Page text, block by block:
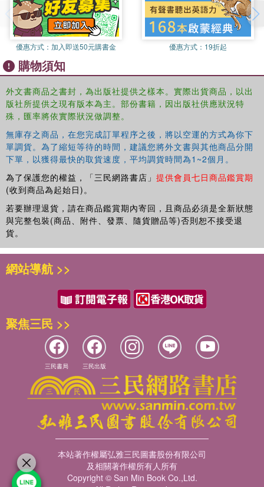
優惠方式： 加入即送50元購書金 優惠方式： 19折起
購物須知
外文書商品之書封，為出版社提供之樣本。實際出貨商品，以出
版社所提供之現有版本為主。部份書籍，因出版社供應狀況特
殊，匯率將依實際狀況做調整。
無庫存之商品，在您完成訂單程序之後，將以空運的方式為你下
單調貨。為了縮短等待的時間，建議您將外文書與其他商品分開
下單，以獲得最快的取貨速度，平均調貨時間為1~2個月。
為了保護您的權益，「三民網路書店」 提供會員七日商品鑑賞期
(收到商品為起始日)。
若要辦理退貨，請在商品鑑賞期內寄回，且商品必須是全新狀態
與完整包裝(商品、附件、發票、隨貨贈品等)否則恕不接受退
貨。
網站導航 >>
聚焦三民 >>
三民書局 三民出版
本站著作權屬弘雅三民圖書股份有限公司
及相關著作權所有人所有
Copyright © San Min Book Co.,Ltd.